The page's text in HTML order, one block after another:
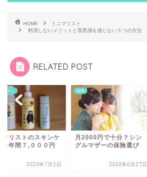
HOME
ミニマリスト
料理しないメリットと罪悪感を感じない５つの方法
RELATED POST
リスト
マリストのスキンケ
は年間７,０００円
2020年7月2日
保険
月2000円で十分？シン
グルマザーの保険選び
2020年6月27日